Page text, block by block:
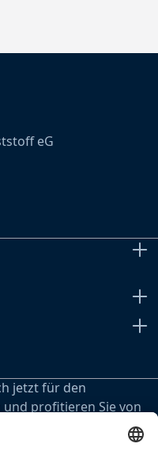
eG
jetzt für den
und profitieren Sie von
erscheinenden